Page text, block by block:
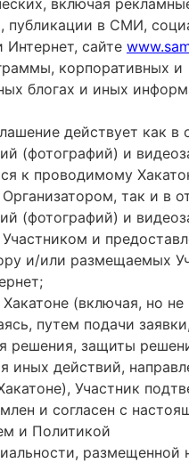
включая
публикации в СМИ,
Интернет, сайте
корпоративных и
блогах и иных
действует как в
(фотографий) и
к проводимому
так и в
(фотографий) и
и
и/или размещаемых
Хакатоне (включая, но не
путем подачи заявки,
решения, защиты
иных действий,
Участник
и согласен с
и Политикой
размещенной